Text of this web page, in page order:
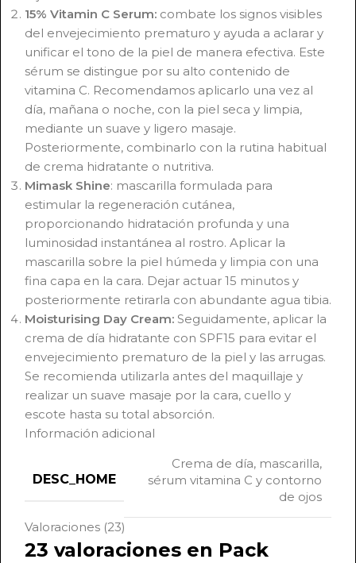
15% Vitamin C Serum: combate los signos visibles
del envejecimiento prematuro y ayuda a aclarar y
unificar el tono de la piel de manera efectiva. Este
sérum se distingue por su alto contenido de
vitamina C. Recomendamos aplicarlo una vez al
día, mañana o noche, con la piel seca y limpia,
mediante un suave y ligero masaje.
Posteriormente, combinarlo con la rutina habitual
de crema hidratante o nutritiva.
Mimask Shine: mascarilla formulada para
estimular la regeneración cutánea,
proporcionando hidratación profunda y una
luminosidad instantánea al rostro. Aplicar la
mascarilla sobre la piel húmeda y limpia con una
fina capa en la cara. Dejar actuar 15 minutos y
posteriormente retirarla con abundante agua tibia.
Moisturising Day Cream: Seguidamente, aplicar la
crema de día hidratante con SPF15 para evitar el
envejecimiento prematuro de la piel y las arrugas.
Se recomienda utilizarla antes del maquillaje y
realizar un suave masaje por la cara, cuello y
escote hasta su total absorción.
Información adicional
DESC_HOME
Crema de día, mascarilla,
sérum vitamina C y contorno
de ojos
Valoraciones (23)
23 valoraciones en Pack